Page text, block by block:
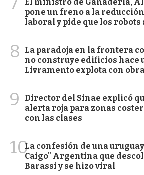
El ministro de Ganadería,
pone un freno a la
laboral y pide que los robots
8
La paradoja en la frontera
no construye edificios hace
Livramento explota con
9
Director del Sinae explicó
alerta roja para zonas
con las clases
10La confesión de una
Caigo" Argentina que
Barassi y se hizo viral